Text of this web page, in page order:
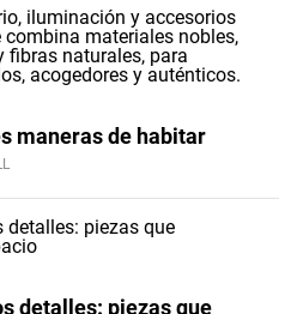
maneras de habitar
detalles: piezas que